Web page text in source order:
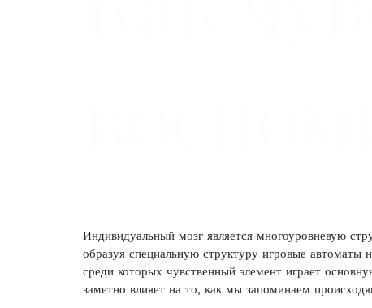
Индивидуальный мозг является многоуровневую
образуя специальную структуру игровые автоматы
среди которых чувственный элемент играет
заметно влияет на то, как мы запоминаем